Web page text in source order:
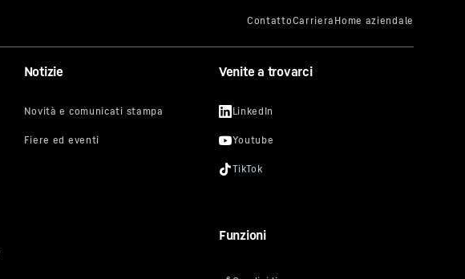
personali (indirizzo IP
ed elaborati da
trattamento
a Google per questo
senza questo blocco,
quindi acconsentire alle
il servizio
Notizie Venite a trovarci
Funzioni